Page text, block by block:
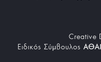
Creative
Ειδικός Σύμβουλος